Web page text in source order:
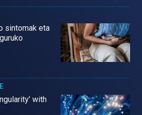
sintomak eta
with